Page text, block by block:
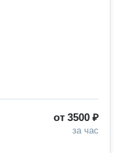
от 3500 ₽
за час